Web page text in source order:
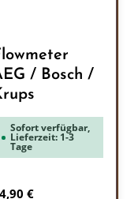
/ Bosch /
Sofort verfügbar,
Lieferzeit: 1-3
Tage
Preis:
€